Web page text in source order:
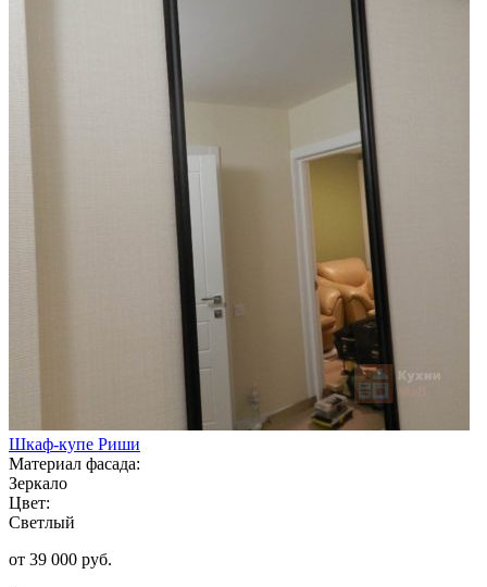
Шкаф-купе Риши
Материал фасада:
Зеркало
Цвет:
Светлый
от 39 000 руб.